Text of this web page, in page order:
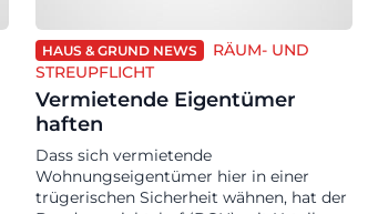
HAUS & GRUND NEWS
RÄUM- UND
STREUPFLICHT
Vermietende Eigentümer
haften
Dass sich vermietende
Wohnungseigentümer hier in einer
trügerischen Sicherheit wähnen, hat der